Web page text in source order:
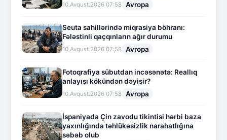
10.Avqust.2026 07:58 Avropa
Seuta sahillərində miqrasiya böhranı:
Fələstinli qaçqınların ağır durumu
10.Avqust.2026 07:58 Avropa
Fotoqrafiya sübutdan incəsənətə: Reallıq
anlayışı kökündən dəyişir?
10.Avqust.2026 07:58 Avropa
İspaniyada Çin zavodu tikintisi hərbi baza
yaxınlığında təhlükəsizlik narahatlığına
səbəb olub